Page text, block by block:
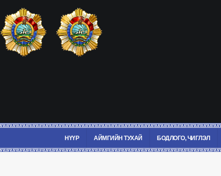
НҮҮР АЙМГИЙН ТУХАЙ БОДЛОГО, ЧИГЛЭЛ